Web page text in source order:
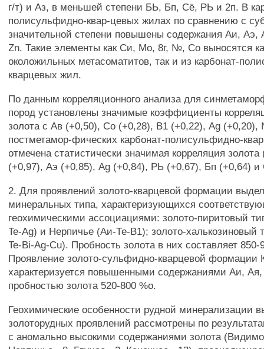
г/т) и Аз, в меньшей степени БЬ, Бп, Сё, РЬ и 2п. В
полисульфидно-квар-цевых жилах по сравнению с
значительной степени повышены содержания Аи,
Zn. Такие элементы как Си, Мо, 8г, №, Со выносятся
околожильных метасоматитов, так и из карбонат-
кварцевых жил.
По данным корреляционного анализа для
пород установлены значимые коэффициенты
золота с Ав (+0,50), Со (+0,28), В1 (+0,22), Ag
постметамор-фических карбонат-полисульфидно-
отмечена статистически значимая корреляция
(+0,97), Аэ (+0,85), Ag (+0,84), РЬ (+0,67), Бп (+0,64) и
2. Для проявлений золото-кварцевой формации
минеральных типа, характеризующихся
геохимическими ассоциациями: золото-пиритовый
Te-Ag) и Нерпичье (Аи-Те-В1); золото-халькозиновый
Te-Bi-Ag-Cu). Пробность золота в них составляет 850-
Проявление золото-сульфидно-кварцевой формации
характеризуется повышенными содержаниями Аи,
пробностью золота 520-800 %о.
Геохимические особенности рудной минерализации
золоторудных проявлений рассмотрены по
с аномально высокими содержаниями золота